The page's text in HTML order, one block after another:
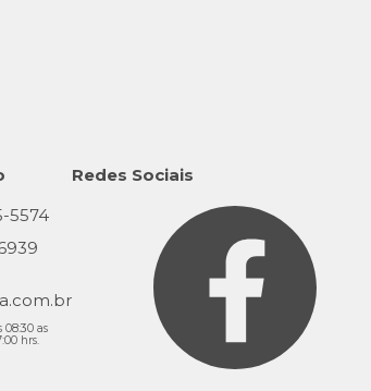
5574
08:30 as
hrs.
Redes Sociais